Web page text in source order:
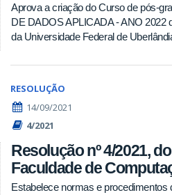
Aprova a criação do Curso de pós-
DE DADOS APLICADA - ANO 2022
da Universidade Federal de
RESOLUÇÃO
14/09/2021
4/2021
Resolução nº 4/2021,
Faculdade de
Estabelece normas e